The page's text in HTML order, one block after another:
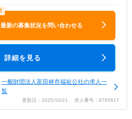
最新の募集状況を問い合わせる
詳細を見る
一般財団法人富田林市福祉公社の求人一
覧
更新日：2025/10/21 求人番号：9765617